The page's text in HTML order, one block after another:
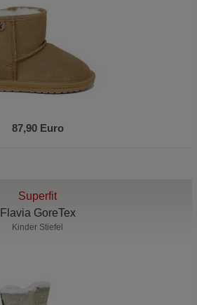
87,90 Euro
Superfit
Flavia GoreTex
Kinder Stiefel